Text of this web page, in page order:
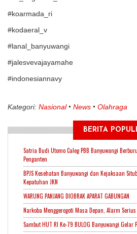
#koarmada_ri
#kodaeral_v
#lanal_banyuwangi
#jalesvevajayamahe
#indonesiannavy
Kategori: Nasional News Olahraga
BERITA
Satria Budi Utomo Caleg PBB Banyuwangi
Penganten
BPJS Kesehatan Banyuwangi dan Kejaksaan
Kepatuhan JKN
WARUNG PANJANG DIOBRAK APARAT GABUNGAN
Narkoba Menggerogoti Masa Depan, Alarm
Sambut HUT RI Ke-79 BULOG Banyuwangi Gelar